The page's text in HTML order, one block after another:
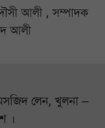
আলী , সম্পাদক
আলী
লেন, খুলনা –
।